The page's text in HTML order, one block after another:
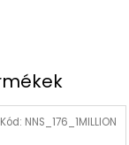
Kód: NNS_176_1MILLION